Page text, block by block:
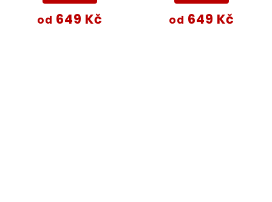
od 649 Kč od 649 Kč